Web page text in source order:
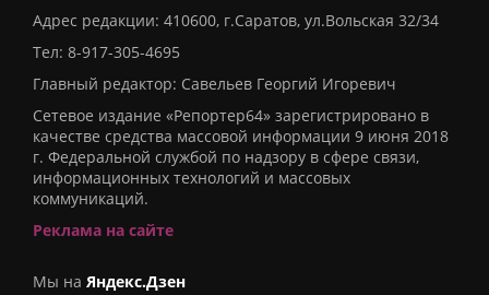
Адрес редакции: 410600, г.Саратов, ул.Вольская 32/34
Тел: 8-917-305-4695
Главный редактор: Савельев Георгий Игоревич
Сетевое издание «Репортер64» зарегистрировано в
качестве средства массовой информации 9 июня 2018
г. Федеральной службой по надзору в сфере связи,
информационных технологий и массовых
коммуникаций.
Реклама на сайте
Мы на Яндекс.Дзен